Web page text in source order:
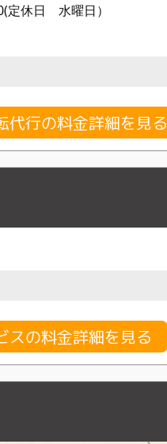
定休日 水曜日）
代行の料金詳細を見る
スの料金詳細を見る